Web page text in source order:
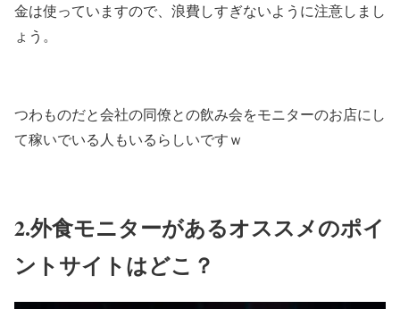
金は使っていますので、浪費しすぎないように注意しまし
ょう。
つわものだと会社の同僚との飲み会をモニターのお店にし
て稼いでいる人もいるらしいですｗ
2.外食モニターがあるオススメのポイ
ントサイトはどこ？